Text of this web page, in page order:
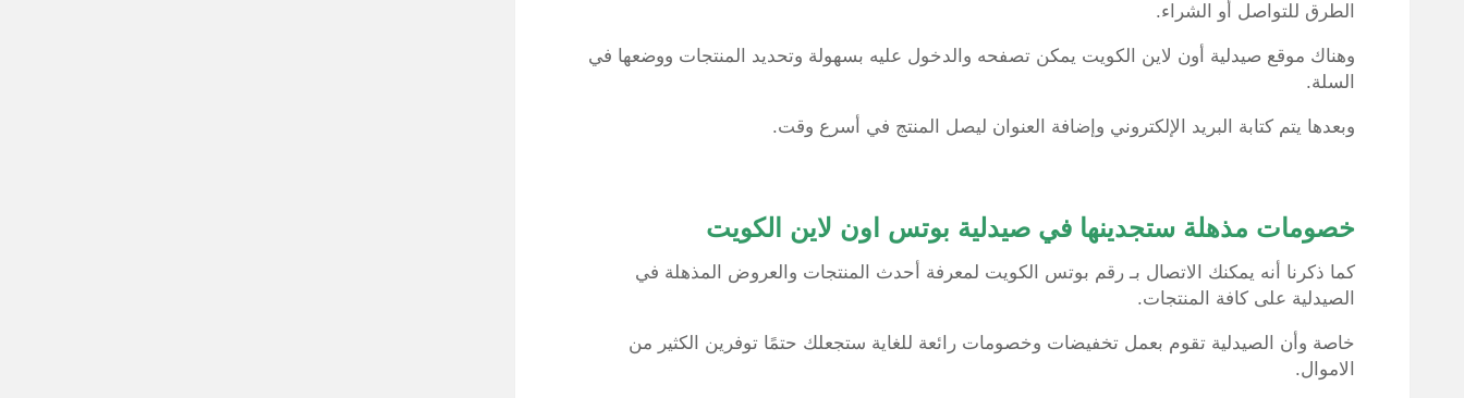
الطرق للتواصل أو الشراء.
وهناك موقع صيدلية أون لاين الكويت يمكن تصفحه والدخول عليه بسهولة وتحديد المنتجات ووضعها في
السلة.
وبعدها يتم كتابة البريد الإلكتروني وإضافة العنوان ليصل المنتج في أسرع وقت.
خصومات مذهلة ستجدينها في صيدلية بوتس اون لاين الكويت
كما ذكرنا أنه يمكنك الاتصال بـ رقم بوتس الكويت لمعرفة أحدث المنتجات والعروض المذهلة في
الصيدلية على كافة المنتجات.
خاصة وأن الصيدلية تقوم بعمل تخفيضات وخصومات رائعة للغاية ستجعلك حتمًا توفرين الكثير من
الاموال.